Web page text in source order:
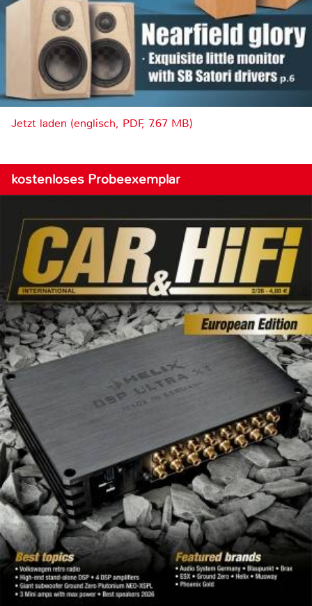
Jetzt laden (englisch, PDF, 7.67 MB)
kostenloses Probeexemplar